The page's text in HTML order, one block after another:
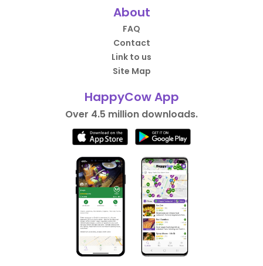
About
FAQ
Contact
Link to us
Site Map
HappyCow App
Over 4.5 million downloads.